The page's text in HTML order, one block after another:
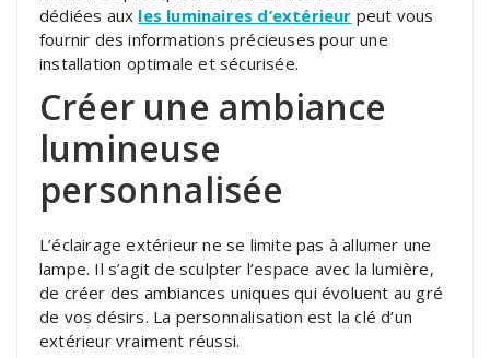
dédiées aux les luminaires d’extérieur peut vous
fournir des informations précieuses pour une
installation optimale et sécurisée.
Créer une ambiance
lumineuse
personnalisée
L’éclairage extérieur ne se limite pas à allumer une
lampe. Il s’agit de sculpter l’espace avec la lumière,
de créer des ambiances uniques qui évoluent au gré
de vos désirs. La personnalisation est la clé d’un
extérieur vraiment réussi.